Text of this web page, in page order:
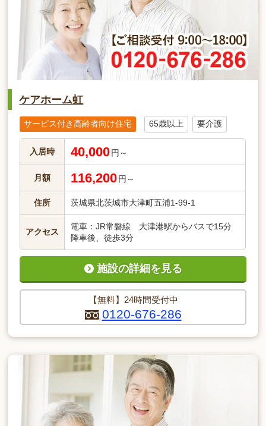
ケアホーム虹
サービス付き高齢者向け住宅 65歳以上 要介護
入居時 40,000 円～
月額 116,200 円～
住所 茨城県北茨城市大津町五浦1-99-1
アクセス
電車：JR常磐線 大津港駅からバスで15分
降車後、徒歩3分
【無料】24時間受付中
0120-676-286
施設の詳細を見る